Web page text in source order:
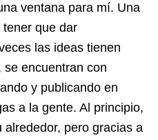
ventana para mí. Una
que dar
las ideas tienen
encuentran con
y publicando en
a la gente. Al principio,
pero gracias a